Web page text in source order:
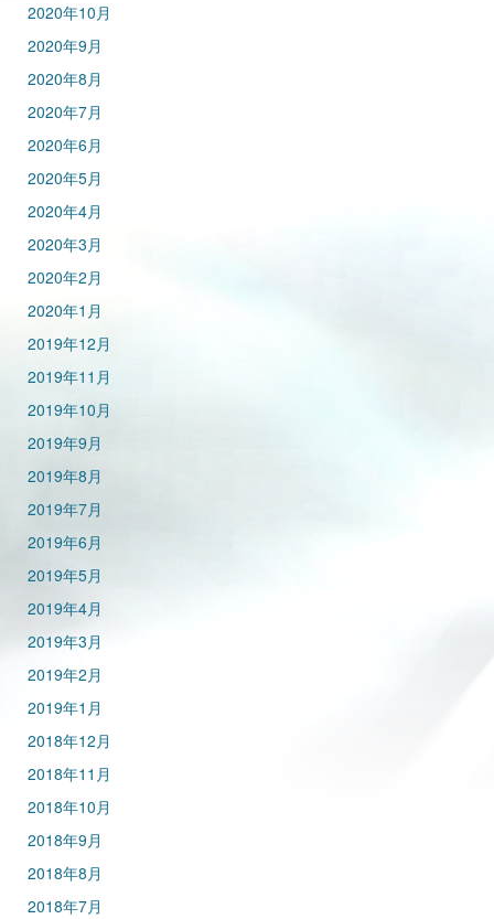
2020年10月
2020年9月
2020年8月
2020年7月
2020年6月
2020年5月
2020年4月
2020年3月
2020年2月
2020年1月
2019年12月
2019年11月
2019年10月
2019年9月
2019年8月
2019年7月
2019年6月
2019年5月
2019年4月
2019年3月
2019年2月
2019年1月
2018年12月
2018年11月
2018年10月
2018年9月
2018年8月
2018年7月